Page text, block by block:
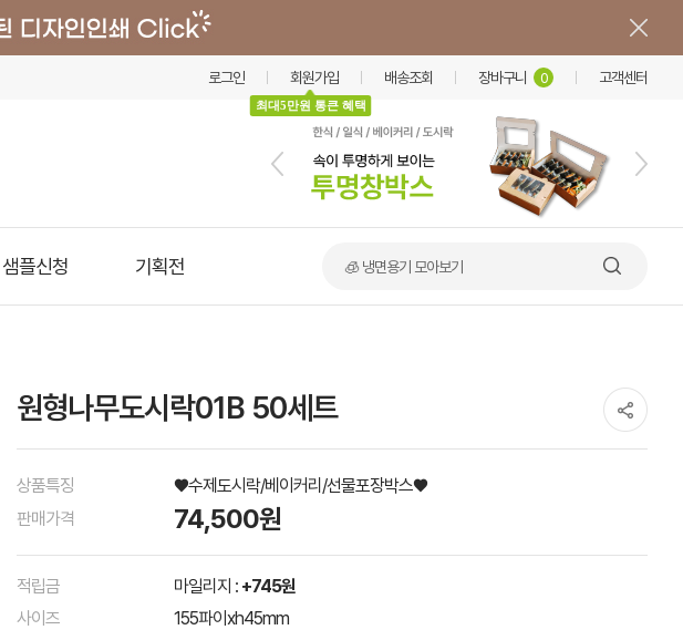
로그인 회원가입
최대5만원 통큰 혜택
배송조회 장바구니 0 고객센터
샘플신청 기획전 🍲 덮밥·비빔밥 가마솥용기
원형나무도시락01B 50세트
상품특징
♥수제도시락/베이커리/선물포장박스♥
판매가격
74,500원
적립금 마일리지 : +745원
사이즈
155파이xh45mm